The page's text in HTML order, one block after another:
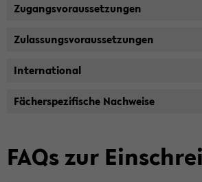
Zu­gangs­vor­aus­set­zun­gen
Zu­las­sungs­vor­aus­set­zun­gen
In­ter­na­tio­nal
Fä­cher­spe­zi­fi­sche Nach­wei­se
FAQs zur